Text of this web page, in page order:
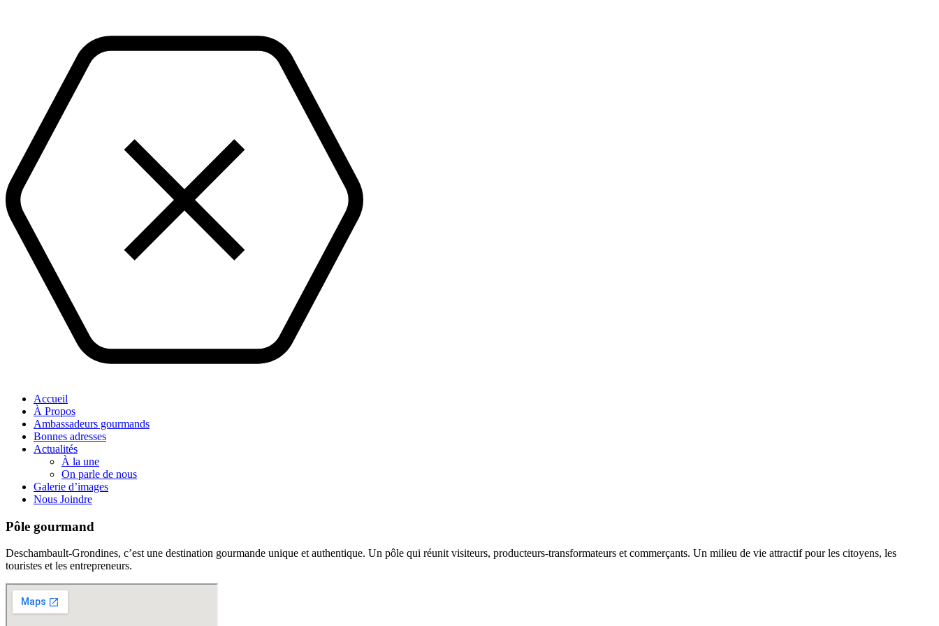
Accueil
À Propos
Ambassadeurs gourmands
Bonnes adresses
Actualités
À la une
On parle de nous
Galerie d’images
Nous Joindre
Pôle gourmand
Deschambault-Grondines, c’est une destination gourmande unique et authentique. Un pôle qui réunit visiteurs, producteurs-transformateurs et commerçants. Un milieu de vie attractif pour les citoyens, les
touristes et les entrepreneurs.